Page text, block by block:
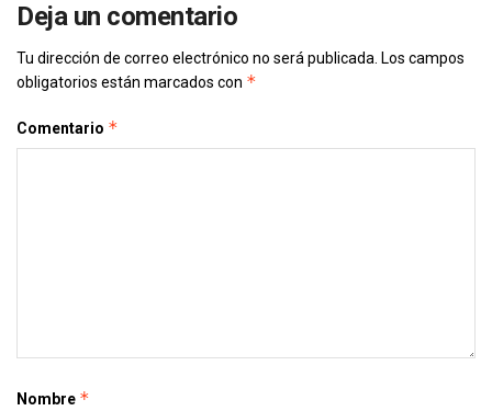
Deja un comentario
Tu dirección de correo electrónico no será publicada. Los campos
obligatorios están marcados con *
Comentario *
Nombre *